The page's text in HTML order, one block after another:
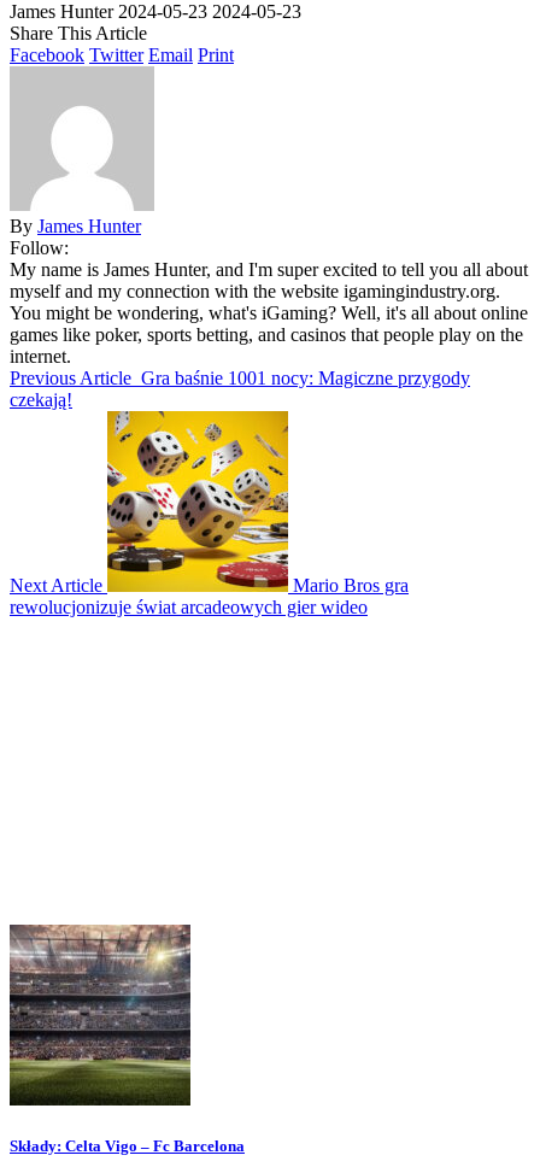
James Hunter 2024-05-23 2024-05-23
Share This Article
Facebook Twitter Email Print
By James Hunter
Follow:
My name is James Hunter, and I'm super excited to tell you all about
myself and my connection with the website igamingindustry.org.
You might be wondering, what's iGaming? Well, it's all about online
games like poker, sports betting, and casinos that people play on the
internet.
Previous Article Gra baśnie 1001 nocy: Magiczne przygody
czekają!
Next Article
Mario Bros gra
rewolucjonizuje świat arcadeowych gier wideo
Składy: Celta Vigo – Fc Barcelona